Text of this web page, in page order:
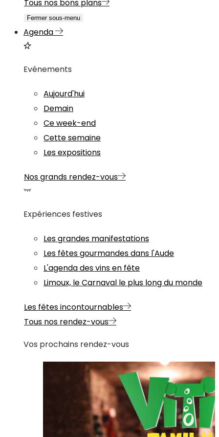
Tous nos bons plans
Fermer sous-menu
Agenda
Evénements
Aujourd'hui
Demain
Ce week-end
Cette semaine
Les expositions
Nos grands rendez-vous
Expériences festives
Les grandes manifestations
Les fêtes gourmandes dans l'Aude
L'agenda des vins en fête
Limoux, le Carnaval le plus long du monde
Les fêtes incontournables
Tous nos rendez-vous
Vos prochains rendez-vous